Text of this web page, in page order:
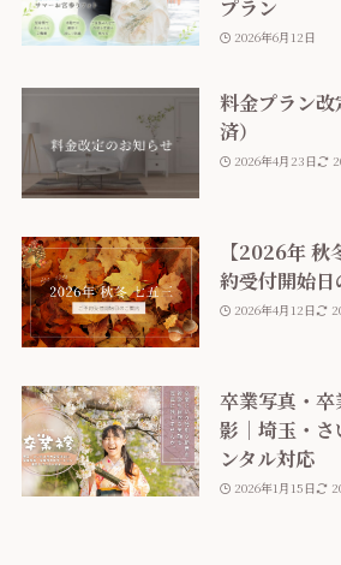
プラン
2026年6月12日
料金プラン
済）
2026年4月23日
【2026年
約受付開始
2026年4月12日
卒業写真・
影｜埼玉・
ンタル対応
2026年1月15日